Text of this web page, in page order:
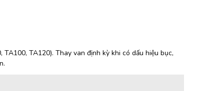
TA120). Thay van định kỳ khi có dấu hiệu bục,